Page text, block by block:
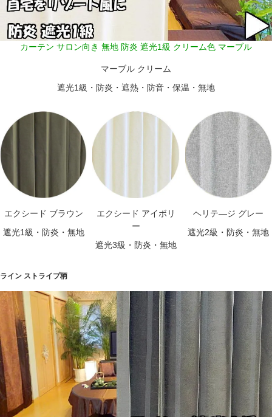
カーテン サロン向き 無地 防炎 遮光1級 クリーム色 マーブル
マーブル クリーム
遮光1級・防炎・遮熱・防音・保温・無地
エクシード ブラウン
遮光1級・防炎・無地
エクシード アイボリ
ー
遮光3級・防炎・無地
ヘリテ―ジ グレー
遮光2級・防炎・無地
ライン ストライプ柄